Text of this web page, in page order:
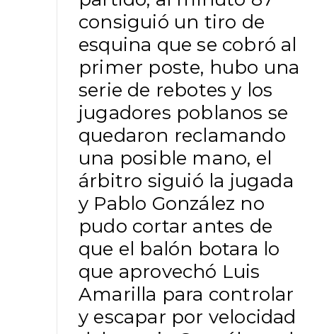
consiguió un tiro de
esquina que se cobró al
primer poste, hubo una
serie de rebotes y los
jugadores poblanos se
quedaron reclamando
una posible mano, el
árbitro siguió la jugada
y Pablo González no
pudo cortar antes de
que el balón botara lo
que aprovechó Luis
Amarilla para controlar
y escapar por velocidad